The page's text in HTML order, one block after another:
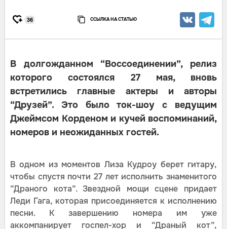
36 ССЫЛКА НА СТАТЬЮ
В долгожданном “Воссоединении”, релиз
которого состоялся 27 мая, вновь
встретились главные актеры и авторы
“Друзей”. Это было ток-шоу с ведущим
Джеймсом Корденом и кучей воспоминаний,
номеров и неожиданных гостей.
В одном из моментов Лиза Кудроу берет гитару,
чтобы спустя почти 27 лет исполнить знаменитого
“Драного кота”. Звездной мощи сцене придает
Леди Гага, которая присоединяется к исполнению
песни. К завершению номера им уже
аккомпанирует госпел-хор и “Драный кот”,